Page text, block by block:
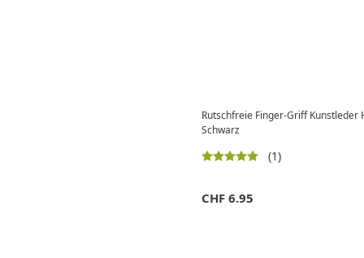
Rutschfreie Finger-Griff
Schwarz
(1)
CHF 6.95